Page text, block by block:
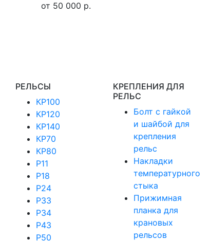
от 50 000 р.
РЕЛЬСЫ
КР100
КР120
КР140
КР70
КР80
Р11
Р18
Р24
Р33
Р34
Р43
Р50
КРЕПЛЕНИЯ ДЛЯ
РЕЛЬС
Болт с гайкой
и шайбой для
крепления
рельс
Накладки
температурного
стыка
Прижимная
планка для
крановых
рельсов